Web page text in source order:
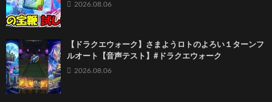
2026.08.06
【ドラクエウォーク】さまようロトのよろい１ターンフ
ルオート【音声テスト】#ドラクエウォーク
2026.08.06